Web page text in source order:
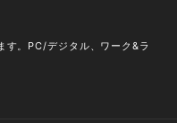
す。PC/デジタル、ワーク&ラ